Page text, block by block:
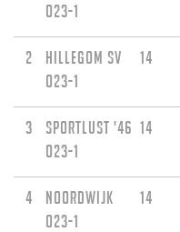
O23-1
2
Hillegom sv
O23-1
14
3
Sportlust '46
O23-1
14
4
Noordwijk
O23-1
14